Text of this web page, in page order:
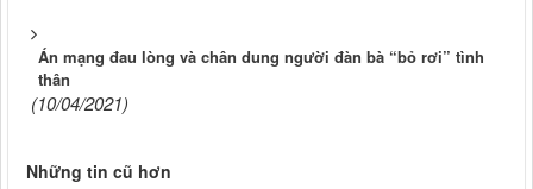
Án mạng đau lòng và chân dung người đàn bà “bỏ rơi” tình
thân
(10/04/2021)
Những tin cũ hơn